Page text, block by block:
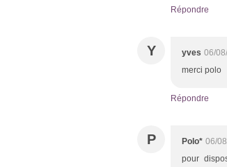
Répondre
Y yves 06/
merci polo
Répondre
P Polo* 06/
pour